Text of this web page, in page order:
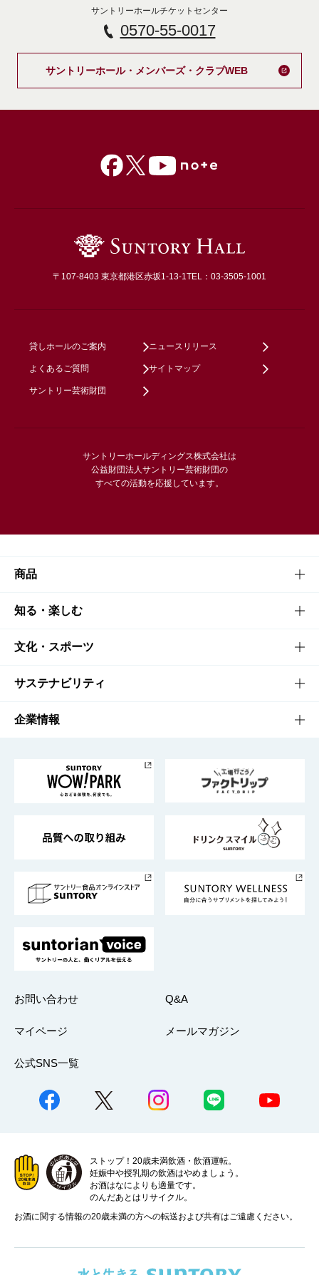
サントリーホールチケットセンター
0570-55-0017
サントリーホール・メンバーズ・クラブWEB
〒107-8403 東京都港区赤坂1-13-1TEL：03-3505-1001
貸しホールのご案内 ニュースリリース
よくあるご質問 サイトマップ
サントリー芸術財団
サントリーホールディングス株式会社は
公益財団法人サントリー芸術財団の
すべての活動を応援しています。
商品
商品TOP
商品一覧
商品発売情報
栄養成分一覧
知る・楽しむ
知る・楽しむTOP
キャンペーン
工場見学
地域情報
文化・スポーツ
文化・スポーツTOP
サントリーホール
サントリーサンバーズ大阪
サステナビリティ
サステナビリティTOP
サントリーが考えるサステナビリティ経営
企業情報
企業概要
採用情報
お問い合わせ Q&A
マイページ メールマガジン
公式SNS一覧
ストップ！20歳未満飲酒・飲酒運転。
妊娠中や授乳期の飲酒はやめましょう。
お酒はなによりも適量です。
のんだあとはリサイクル。
お酒に関する情報の20歳未満の方への転送および共有はご遠慮ください。